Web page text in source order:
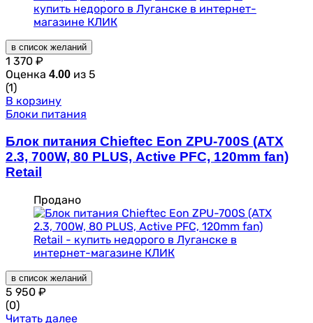
в список желаний
1 370 ₽
Оценка 4.00 из 5
(1)
В корзину
Блоки питания
Блок питания Chieftec Eon ZPU-700S (ATX
2.3, 700W, 80 PLUS, Active PFC, 120mm fan)
Retail
Продано
в список желаний
5 950 ₽
(0)
Читать далее